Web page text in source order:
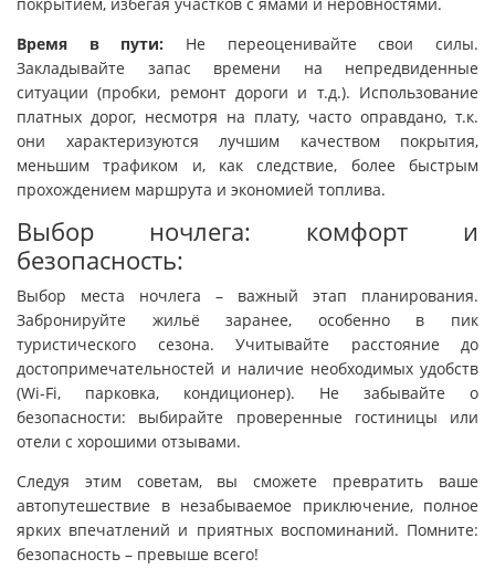
Время в пути: Не переоценивайте свои силы.
Закладывайте запас времени на непредвиденные
ситуации (пробки, ремонт дороги и т.д.). Использование
платных дорог, несмотря на плату, часто оправдано, т.к.
они характеризуются лучшим качеством покрытия,
меньшим трафиком и, как следствие, более быстрым
прохождением маршрута и экономией топлива.
Выбор ночлега: комфорт и
безопасность:
Выбор места ночлега – важный этап планирования.
Забронируйте жильё заранее, особенно в пик
туристического сезона. Учитывайте расстояние до
достопримечательностей и наличие необходимых удобств
(Wi-Fi, парковка, кондиционер). Не забывайте о
безопасности: выбирайте проверенные гостиницы или
отели с хорошими отзывами.
Следуя этим советам, вы сможете превратить ваше
автопутешествие в незабываемое приключение, полное
ярких впечатлений и приятных воспоминаний. Помните:
безопасность – превыше всего!